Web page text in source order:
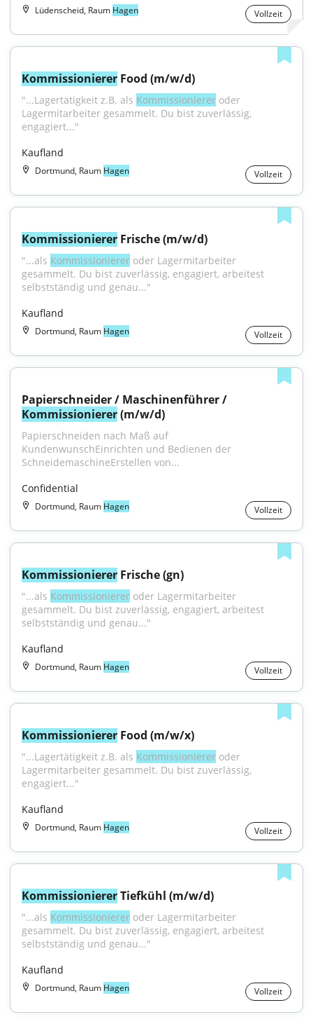
Lüdenscheid, Raum Hagen Vollzeit
Kommissionierer Food (m/w/d)
"...Lagertätigkeit z.B. als Kommissionierer oder
Lagermitarbeiter gesammelt. Du bist zuverlässig,
engagiert..."
Kaufland
Dortmund, Raum Hagen Vollzeit
Kommissionierer Frische (m/w/d)
"...als Kommissionierer oder Lagermitarbeiter
gesammelt. Du bist zuverlässig, engagiert, arbeitest
selbstständig und genau..."
Kaufland
Dortmund, Raum Hagen Vollzeit
Kommissionierer (m/w/d)
Papierschneiden nach Maß auf
KundenwunschEinrichten und Bedienen der
SchneidemaschineErstellen von...
Confidential
Dortmund, Raum Hagen Vollzeit
Kommissionierer Frische (gn)
"...als Kommissionierer oder Lagermitarbeiter
gesammelt. Du bist zuverlässig, engagiert, arbeitest
selbstständig und genau..."
Kaufland
Dortmund, Raum Hagen Vollzeit
Kommissionierer Food (m/w/x)
"...Lagertätigkeit z.B. als Kommissionierer oder
Lagermitarbeiter gesammelt. Du bist zuverlässig,
engagiert..."
Kaufland
Dortmund, Raum Hagen Vollzeit
Kommissionierer Tiefkühl (m/w/d)
"...als Kommissionierer oder Lagermitarbeiter
gesammelt. Du bist zuverlässig, engagiert, arbeitest
selbstständig und genau..."
Kaufland
Dortmund, Raum Hagen Vollzeit